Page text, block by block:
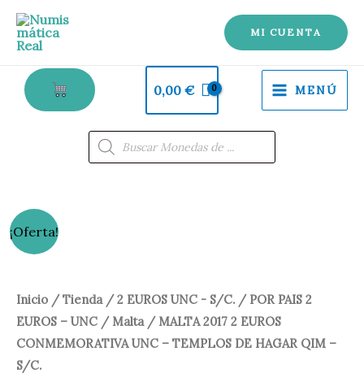
MI CUENTA
0,00 € MENÚ
Búsqueda
de
productos
¡Oferta!
Inicio /Tienda/2 EUROS UNC - S/C. / POR PAIS 2
EUROS – UNC / Malta/ MALTA 2017 2 EUROS
CONMEMORATIVA UNC – TEMPLOS DE HAGAR QIM –
S/C.
original
era:
actual
es:
MALTA
2017
EUROS
CONMEMORATIVA
UNC
-
2
EUROS
UNC
-
S/C.